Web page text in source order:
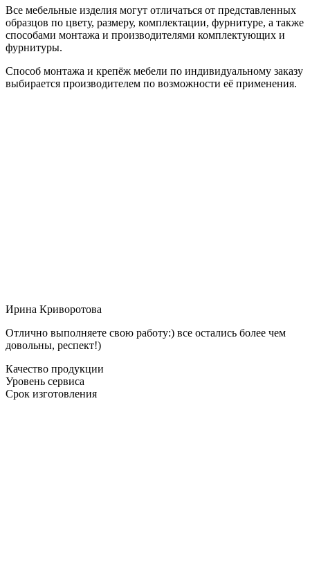
Все мебельные изделия могут отличаться от представленных
образцов по цвету, размеру, комплектации, фурнитуре, а также
способами монтажа и производителями комплектующих и
фурнитуры.
Способ монтажа и крепёж мебели по индивидуальному заказу
выбирается производителем по возможности её применения.
Ирина Криворотова
Отлично выполняете свою работу:) все остались более чем
довольны, респект!)
Качество продукции
Уровень сервиса
Срок изготовления